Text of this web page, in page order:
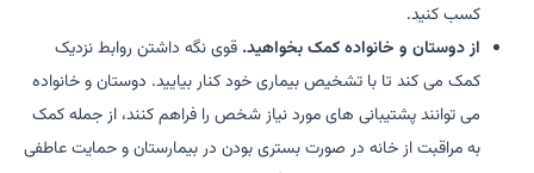
کسب کنید.
از دوستان و خانواده کمک بخواهید. قوی نگه داشتن روابط نزدیک
کمک می کند تا با تشخیص بیماری خود کنار بیایید. دوستان و خانواده
می توانند پشتیبانی های مورد نیاز شخص را فراهم کنند، از جمله کمک
به مراقبت از خانه در صورت بستری بودن در بیمارستان و حمایت عاطفی